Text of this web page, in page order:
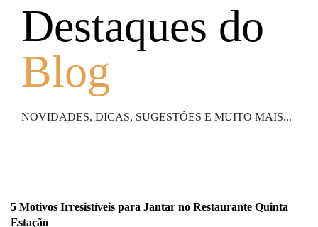
5 Motivos Irresistíveis para Jantar no Restaurante Quinta
Estação
Destaques do
Blog
NOVIDADES, DICAS, SUGESTÕES E MUITO MAIS...